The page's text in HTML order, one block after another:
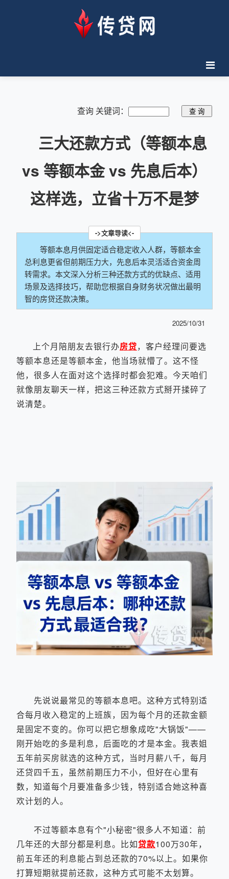
查询 关键词：
三大还款方式（等额本息
vs 等额本金 vs 先息后本）
这样选，立省十万不是梦
等额本息月供固定适合稳定收入人群，等额本金
总利息更省但前期压力大，先息后本灵活适合资金周
转需求。本文深入分析三种还款方式的优缺点、适用
场景及选择技巧，帮助您根据自身财务状况做出最明
智的房贷还款决策。
2025/10/31
上个月陪朋友去银行办房贷，客户经理问要选
等额本息还是等额本金，他当场就懵了。这不怪
他，很多人在面对这个选择时都会犯难。今天咱们
就像朋友聊天一样，把这三种还款方式掰开揉碎了
说清楚。
先说说最常见的等额本息吧。这种方式特别适
合每月收入稳定的上班族，因为每个月的还款金额
是固定不变的。你可以把它想象成吃"大锅饭"——
刚开始吃的多是利息，后面吃的才是本金。我表姐
五年前买房就选的这种方式，当时月薪八千，每月
还贷四千五，虽然前期压力不小，但好在心里有
数，知道每个月要准备多少钱，特别适合她这种喜
欢计划的人。
不过等额本息有个"小秘密"很多人不知道：前
几年还的大部分都是利息。比如贷款100万30年，
前五年还的利息能占到总还款的70%以上。如果你
打算短期就提前还款，这种方式可能不太划算。